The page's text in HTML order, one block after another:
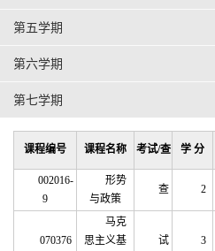
第五学期
第六学期
第七学期
课程编号 课程名称 考试/查 学 分
002016-
9
形势
与政策
查 2
070376
马克
思主义基
试 3